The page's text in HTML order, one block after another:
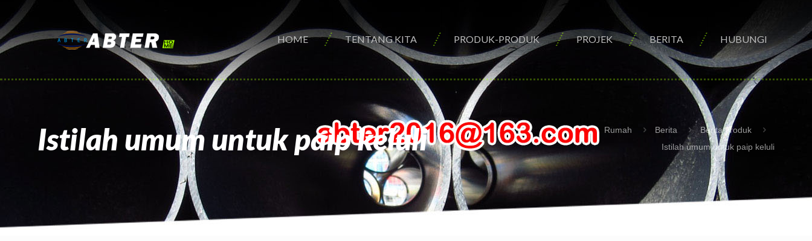
HOME TENTANG KITA PRODUK-PRODUK PROJEK BERITA HUBUNGI
Istilah umum untuk paip keluli Rumah Berita
Berita produk
Istilah umum untuk paip keluli